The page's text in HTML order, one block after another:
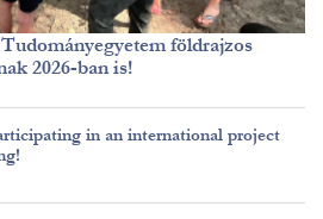
földrajzos
2026-ban is!
in an international project